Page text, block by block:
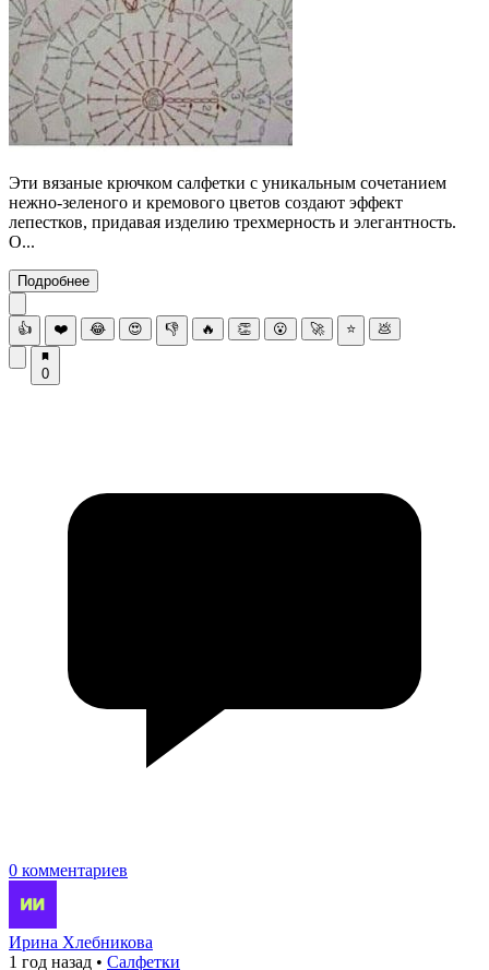
Эти вязаные крючком салфетки с уникальным сочетанием
нежно-зеленого и кремового цветов создают эффект
лепестков, придавая изделию трехмерность и элегантность.
О...
Подробнее
👍 ❤️ 😂 😍 👎 🔥 👏 😮 🚀 ⭐ 💩
0
0 комментариев
Ирина Хлебникова
1 год назад • Салфетки